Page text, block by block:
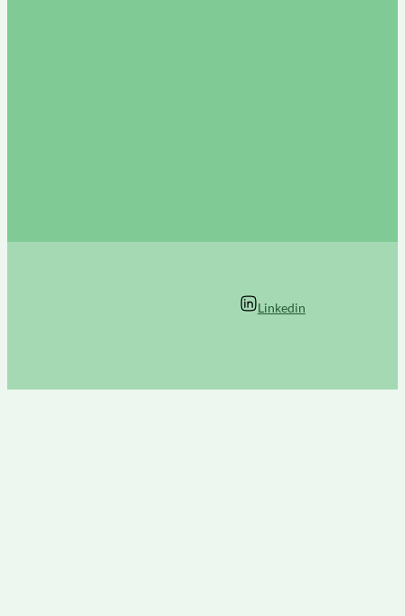
Linkedin